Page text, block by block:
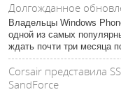
Долгожданное
Владельцы Windows
одной из самых
ждать почти три месяца
Corsair представила
SandForce